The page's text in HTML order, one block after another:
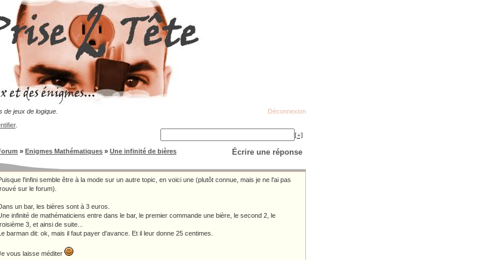
jeux de logique.
Déconnexion
.
[+]
Écrire une réponse
» Enigmes Mathématiques » Une infinité de bières
l'infini semble être à la mode sur un autre topic, en voici une (plutôt connue, mais je ne l'ai pas
sur le forum).
un bar, les bières sont à 3 euros.
infinité de mathématiciens entre dans le bar, le premier commande une bière, le second 2, le
3, et ainsi de suite...
barman dit: ok, mais il faut payer d'avance. Et il leur donne 25 centimes.
vous laisse méditer